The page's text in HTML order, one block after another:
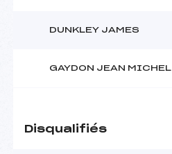
DUNKLEY JAMES
GAYDON JEAN MICHEL
Disqualifiés